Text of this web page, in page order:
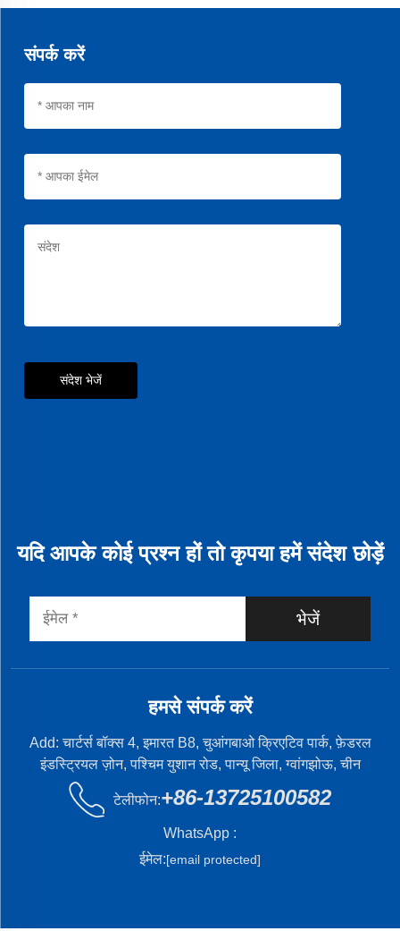
संपर्क करें
संदेश भेजें
यदि आपके कोई प्रश्न हों तो कृपया हमें संदेश छोड़ें
भेजें
हमसे संपर्क करें
Add: चार्टर्स बॉक्स 4, इमारत B8, चुआंगबाओ क्रिएटिव पार्क, फ़ेडरल
इंडस्ट्रियल ज़ोन, पश्चिम युशान रोड, पान्यू जिला, ग्वांगझोऊ, चीन
टेलीफोन:+86-13725100582
WhatsApp :
ईमेल:[email protected]